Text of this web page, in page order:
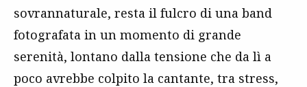
sovrannaturale, resta il fulcro di una band
fotografata in un momento di grande
serenità, lontano dalla tensione che da lì a
poco avrebbe colpito la cantante, tra stress,